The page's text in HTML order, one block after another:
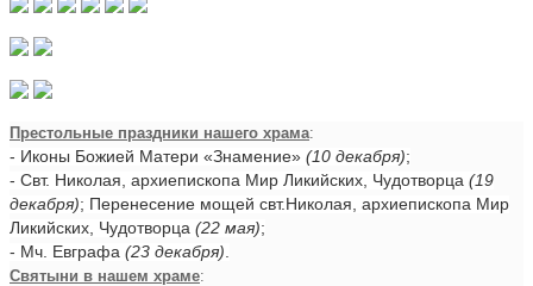
Престольные праздники нашего храма:
- Иконы Божией Матери «Знамение» (10 декабря);
- Свт. Николая, архиепископа Мир Ликийских, Чудотворца (19
декабря); Перенесение мощей свт.Николая, архиепископа Мир
Ликийских, Чудотворца (22 мая);
- Мч. Евграфа (23 декабря)
Святыни в нашем храме: